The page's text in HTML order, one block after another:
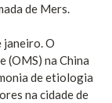
de Mers.
janeiro. O
(OMS) na China
de etiologia
na cidade de